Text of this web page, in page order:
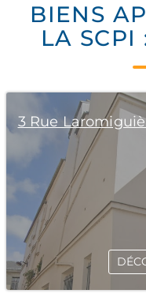
BIENS
LA SCPI
3 Rue